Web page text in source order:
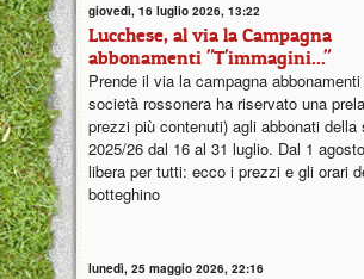
giovedì, 16 luglio 2026, 13:22
Lucchese, al via la Campagna
abbonamenti "T'immagini..."
Prende il via la campagna
società rossonera ha riservato una
prezzi più contenuti) agli abbonati della
2025/26 dal 16 al 31 luglio. Dal 1
libera per tutti: ecco i prezzi e gli orari
botteghino
lunedì, 25 maggio 2026, 22:16